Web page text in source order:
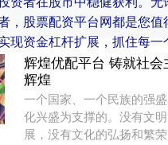
，股票配资平台网都是您值
现资金杠杆扩展，抓住每一
辉煌优配平台 铸就社会
辉煌
一个国家、一个民族的强
化兴盛为支撑的。没有文
展，没有文化的弘扬和繁